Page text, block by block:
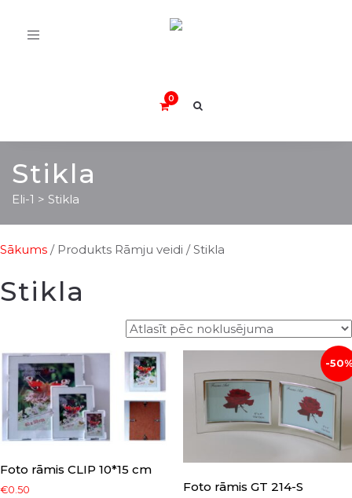
Toggle
Stikla
Eli-1 > Stikla
Sākums / Produkts Rāmju veidi / Stikla
Stikla
Foto rāmis CLIP 10*15 cm
€0.50
-50%
Foto rāmis GT 214-S